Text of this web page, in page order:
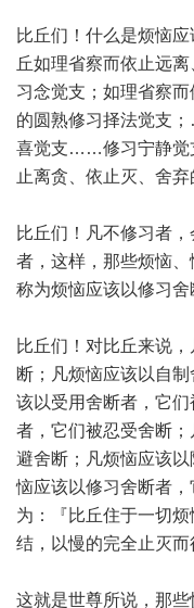
比丘们！什么是烦恼
丘如理省察而依止远
习念觉支；如理省察
的圆熟修习择法觉支
喜觉支……修习宁静
止离贪、依止灭、舍弃
比丘们！凡不修习者
者，这样，那些烦恼
称为烦恼应该以修习舍
比丘们！对比丘来说
断；凡烦恼应该以自
该以受用舍断者，它
者，它们被忍受舍断
避舍断；凡烦恼应该
恼应该以修习舍断者
为：『比丘住于一切
结，以慢的完全止灭而
这就是世尊所说，那些